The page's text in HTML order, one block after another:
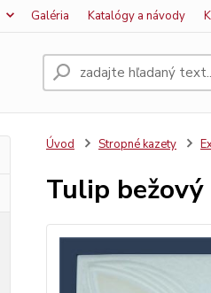
Galéria Katalógy a návody
Úvod Stropné kazety
Tulip bežový